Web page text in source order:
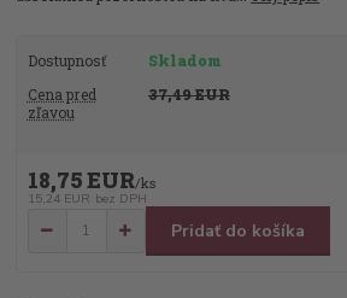
Dostupnosť
Skladom
Cena pred
zľavou
37,49 EUR
18,75 EUR/ks
15,24 EUR bez DPH
Pridať do košíka